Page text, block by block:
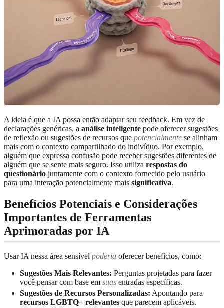
A ideia é que a IA possa então adaptar seu feedback. Em vez de
declarações genéricas, a análise inteligente pode oferecer sugestões
de reflexão ou sugestões de recursos que potencialmente se alinham
mais com o contexto compartilhado do indivíduo. Por exemplo,
alguém que expressa confusão pode receber sugestões diferentes de
alguém que se sente mais seguro. Isso utiliza respostas do
questionário juntamente com o contexto fornecido pelo usuário
para uma interação potencialmente mais significativa.
Benefícios Potenciais e Considerações
Importantes de Ferramentas
Aprimoradas por IA
Usar IA nessa área sensível poderia oferecer benefícios, como:
Sugestões Mais Relevantes: Perguntas projetadas para fazer
você pensar com base em suas entradas específicas.
Sugestões de Recursos Personalizadas: Apontando para
recursos LGBTQ+ relevantes que parecem aplicáveis.